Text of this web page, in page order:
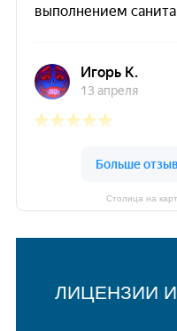
Столица на
ЛИЦЕНЗИИ